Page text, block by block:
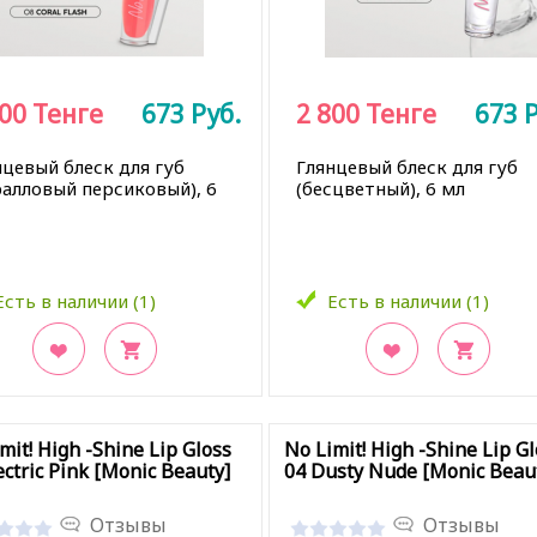
блеск для губ
персиковый), 6
в наличии (1)
Тенге 673 Руб.
Глянцевый блеск для губ
(бесцветный), 6 мл
Есть в наличии (1)
2 800 Тенге 673
High -Shine Lip Gloss
Pink [Monic Beauty]
Отзывы
No Limit! High -Shine Lip
04 Dusty Nude [Monic
Отзывы